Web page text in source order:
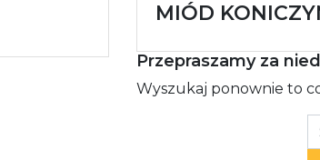
MIÓD
Przepraszamy za
Wyszukaj ponownie to